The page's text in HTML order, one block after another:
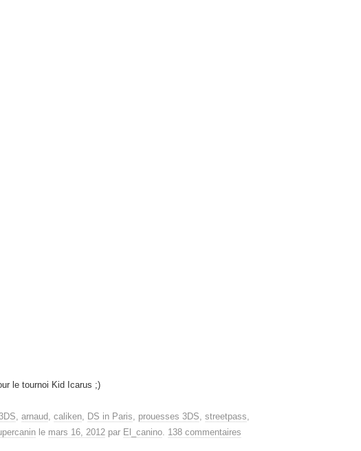
le tournoi Kid Icarus ;)
3DS, arnaud, caliken, DS in Paris, prouesses 3DS, streetpass,
le mars 16, 2012 par El_canino. 138 commentaires